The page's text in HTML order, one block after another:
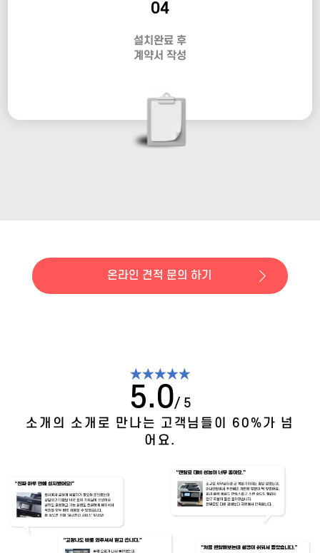
04
설치완료 후
계약서 작성
온라인 견적 문의 하기
★★★★★
5.0/ 5
소개의 소개로 만나는 고객님들이 60%가 넘
어요.